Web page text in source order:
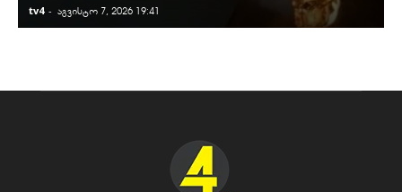
tv4 - აგვისტო 7, 2026 19:41